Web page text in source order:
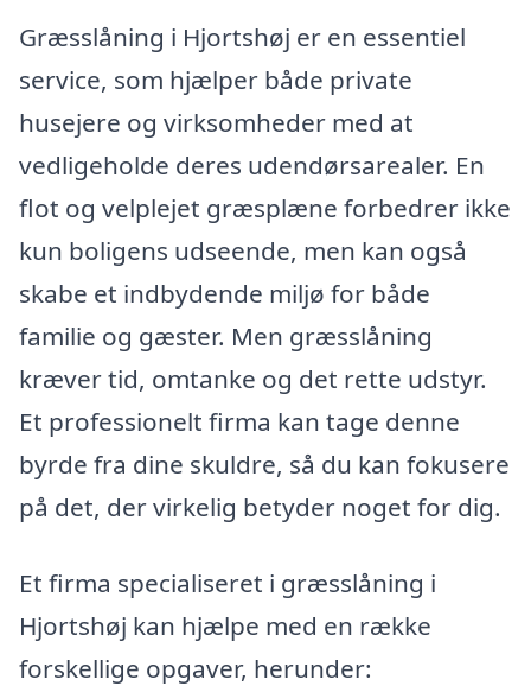
Græsslåning i Hjortshøj er en essentiel
service, som hjælper både private
husejere og virksomheder med at
vedligeholde deres udendørsarealer. En
flot og velplejet græsplæne forbedrer ikke
kun boligens udseende, men kan også
skabe et indbydende miljø for både
familie og gæster. Men græsslåning
kræver tid, omtanke og det rette udstyr.
Et professionelt firma kan tage denne
byrde fra dine skuldre, så du kan fokusere
på det, der virkelig betyder noget for dig.
Et firma specialiseret i græsslåning i
Hjortshøj kan hjælpe med en række
forskellige opgaver, herunder: